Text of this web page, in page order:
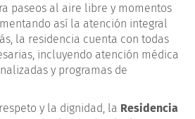
paseos al aire libre y momentos
así la atención integral
la residencia cuenta con todas
incluyendo atención médica
y programas de
y la dignidad, la Residencia